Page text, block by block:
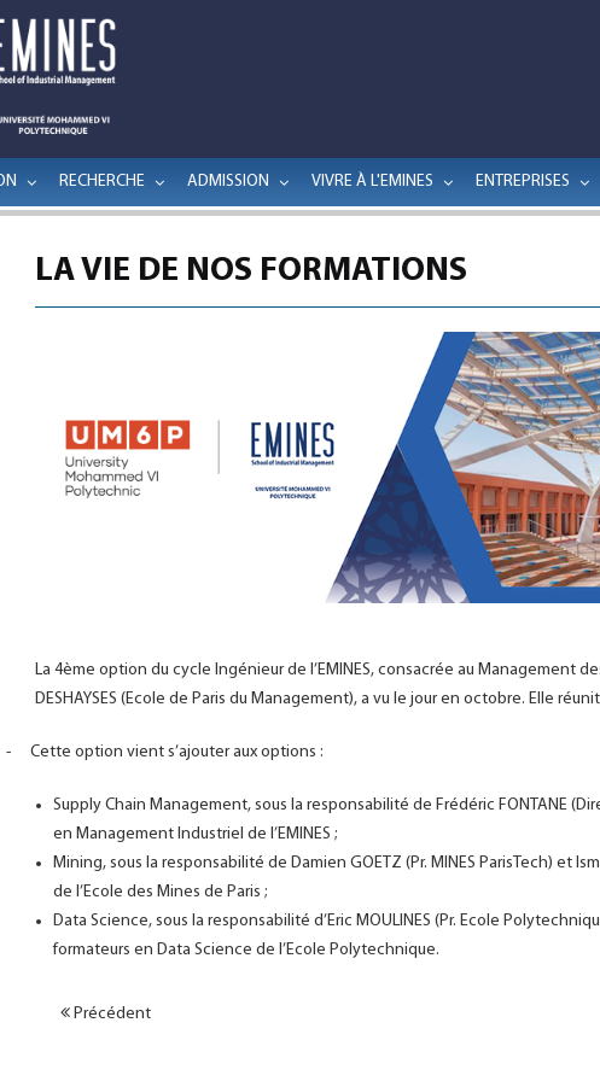
RECHERCHE ADMISSION VIVRE À L'EMINES ENTREPRISES
LA VIE DE NOS FORMATIONS
La 4ème option du cycle Ingénieur de l’EMINES, consacrée au Management
DESHAYSES (Ecole de Paris du Management), a vu le jour en octobre. Elle
- Cette option vient s’ajouter aux options :
Supply Chain Management, sous la responsabilité de Frédéric FONTANE
en Management Industriel de l’EMINES ;
Mining, sous la responsabilité de Damien GOETZ (Pr. MINES ParisTech) et
de l’Ecole des Mines de Paris ;
Data Science, sous la responsabilité d’Eric MOULINES (Pr. Ecole
formateurs en Data Science de l’Ecole Polytechnique.
Précédent